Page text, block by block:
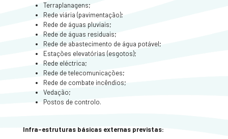
Terraplanagens;
Rede viária (pavimentação);
Rede de águas pluviais;
Rede de águas residuais;
Rede de abastecimento de água potável;
Estações elevatórias (esgotos);
Rede eléctrica;
Rede de telecomunicações;
Rede de combate incêndios;
Vedação;
Postos de controlo.
Infra-estruturas básicas externas previstas: